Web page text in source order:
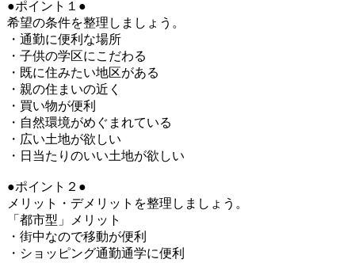
●ポイント１●
希望の条件を整理しましょう。
・通勤に便利な場所
・子供の学区にこだわる
・既に住みたい地区がある
・親の住まいの近く
・買い物が便利
・自然環境がめぐまれている
・広い土地が欲しい
・日当たりのいい土地が欲しい
●ポイント２●
メリット・デメリットを整理しましょう。
「都市型」メリット
・街中なので移動が便利
・ショッピング通勤通学に便利